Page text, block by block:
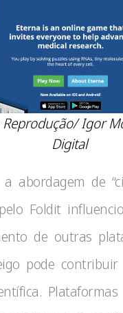
Igor
Digital
abordagem de
Foldit
de outras
pode